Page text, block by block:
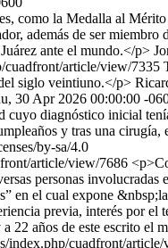
como la Medalla al
además de ser miembro
ante el mundo.</p>
cuadfront/article/view/7335
siglo veintiuno.</p>
30 Apr 2026 00:00:00 -
diagnóstico inicial
y tras una cirugía,
by-sa/4.0
article/view/7686
personas involucradas
en el cual expone
previa, interés por el
años de este escrito el
index.php/cuadfront/